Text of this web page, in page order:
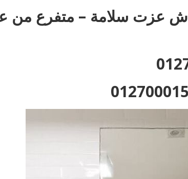
فرع مدينة نصر : 35 ش عزت سلامة –